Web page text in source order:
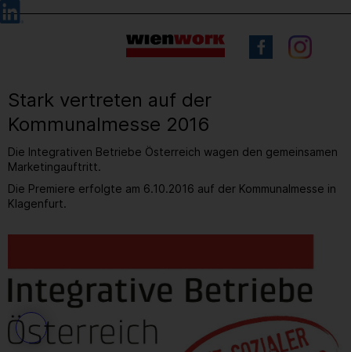
Barrierefreie
Bedienung
Sprachauswahl
Stark vertreten auf der
Kommunalmesse 2016
Die Integrativen Betriebe Österreich wagen den gemeinsamen
Marketingauftritt.
Die Premiere erfolgte am 6.10.2016 auf der Kommunalmesse in
Klagenfurt.